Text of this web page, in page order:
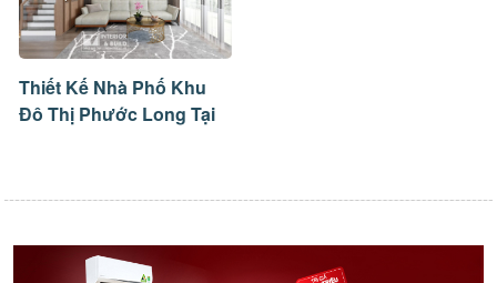
Thiết Kế Nhà Phố Khu
Đô Thị Phước Long Tại